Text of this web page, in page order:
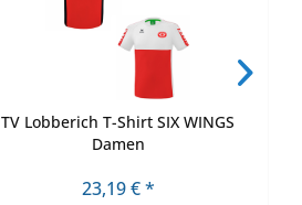
TV Lobberich T-Shirt SIX WINGS
Damen
23,19 € *